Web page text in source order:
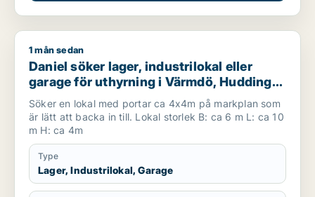
Daniel söker lager, industrilokal eller garage för uthyrning i
1 mån sedan
Daniel söker lager, industrilokal eller
garage för uthyrning i Värmdö, Huddinge
eller Botkyrka m.fl.
Söker en lokal med portar ca 4x4m på markplan som
är lätt att backa in till. Lokal storlek B: ca 6 m L: ca 10
m H: ca 4m
Type
Lager, Industrilokal, Garage